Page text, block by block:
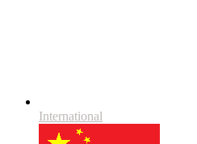
International